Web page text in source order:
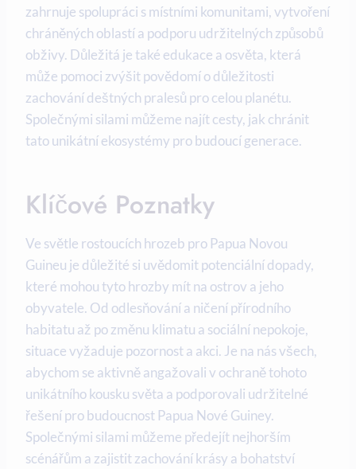
zahrnuje spolupráci s‍ místními komunitami, vytvoření
‌chráněných oblastí a podporu udržitelných⁣ způsobů
obživy. ‌Důležitá je také edukace a osvěta, která⁢
může​ pomoci ​zvýšit⁣ povědomí o ⁤důležitosti
‌zachování deštných‍ pralesů pro celou planétu.
Společnými silami můžeme najít cesty, jak chránit‍
tato unikátní ⁤ekosystémy⁢ pro budoucí generace.
Klíčové ⁤Poznatky
Ve světle ⁣rostoucích hrozeb ⁢pro Papua Novou
Guineu je důležité ⁣si ​uvědomit potenciální‍ dopady,
které mohou tyto hrozby mít na ostrov a jeho⁣
obyvatele. Od odlesňování ⁤a ničení⁣ přírodního
habitatu ⁣až po ‌změnu klimatu a sociální⁤ nepokoje,
situace vyžaduje pozornost a ‍akci.⁣ Je na ‍nás všech,
abychom ⁢se aktivně‍ angažovali v ochraně tohoto
unikátního kousku světa a podporovali udržitelné
⁤řešení pro budoucnost Papua ⁤Nové Guiney.
Společnými silami můžeme předejít nejhorším
scénářům a zajistit​ zachování⁣ krásy ‌a bohatství